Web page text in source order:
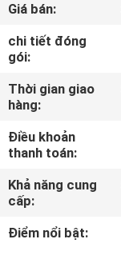
CHUYẾN
THAM
QUAN
NHÀ
MÁY
KIỂM
SOÁT
CHẤT
Giá bán:
chi tiết đóng
gói:
Thời gian giao
hàng:
Điều khoản
thanh toán:
Khả năng cung
cấp:
Điểm nổi bật: